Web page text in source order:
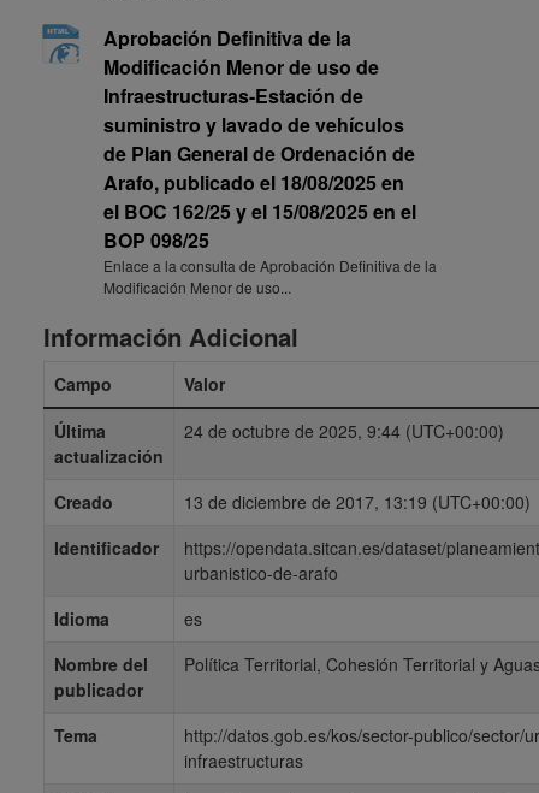
Aprobación Definitiva de la
Modificación Menor de uso de
Infraestructuras-Estación de
suministro y lavado de vehículos
de Plan General de Ordenación de
Arafo, publicado el 18/08/2025 en
el BOC 162/25 y el 15/08/2025 en el
BOP 098/25
Enlace a la consulta de Aprobación Definitiva de la
Modificación Menor de uso...
Información Adicional
Campo
Valor
Última
actualización
24 de octubre de 2025, 9:44 (UTC+00:00)
Creado
13 de diciembre de 2017, 13:19 (UTC+00:00)
Identificador
https://opendata.sitcan.es/dataset/
urbanistico-de-arafo
Idioma
es
Nombre del
publicador
Política Territorial, Cohesión Territorial y
Tema
http://datos.gob.es/kos/sector-publico/sector/
infraestructuras